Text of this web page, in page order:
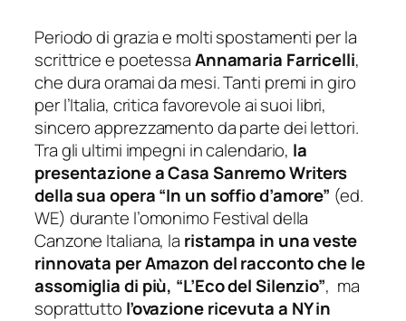
Periodo di grazia e molti spostamenti per la
scrittrice e poetessaAnnamaria Farricelli,
che dura oramai da mesi. Tanti premi in giro
per l’Italia, critica favorevole ai suoi libri,
sincero apprezzamento da parte dei lettori.
Tra gli ultimi impegni in calendario, la
presentazione a Casa Sanremo Writers
della sua opera “In un soffio d’amore” (ed.
WE) durante l’omonimo Festival della
Canzone Italiana, la ristampa in una veste
rinnovata per Amazon del racconto che le
assomiglia di più, “L’Eco del Silenzio”, ma
soprattutto l’ovazione ricevuta a NY in